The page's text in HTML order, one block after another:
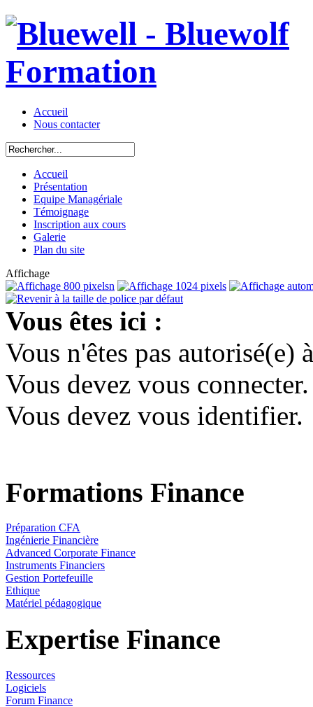
Accueil
Nous contacter
Accueil
Présentation
Equipe Managériale
Témoignage
Inscription aux cours
Galerie
Plan du site
Affichage
Vous êtes ici :
Vous n'êtes pas autorisé(e)
Vous devez vous connecter.
Vous devez vous identifier.
Formations Finance
Préparation CFA
Ingénierie Financière
Advanced Corporate Finance
Instruments Financiers
Gestion Portefeuille
Ethique
Matériel pédagogique
Expertise Finance
Ressources
Logiciels
Forum Finance